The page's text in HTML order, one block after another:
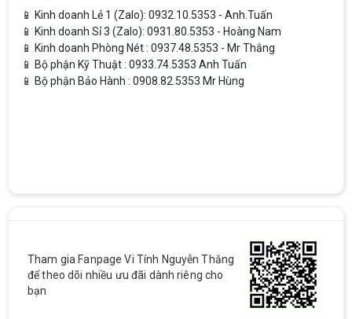
📱 Kinh doanh Lẻ 1 (Zalo): 0932.10.5353 - Anh.Tuấn
📱 Kinh doanh Sỉ 3 (Zalo): 0931.80.5353 - Hoàng Nam
📱 Kinh doanh Phòng Nét : 0937.48.5353 - Mr Thắng
📱 Bộ phận Kỹ Thuật : 0933.74.5353 Anh Tuấn
📱 Bộ phận Bảo Hành : 0908.82.5353 Mr Hùng
Tham gia Fanpage Vi Tính Nguyễn Thắng
để theo dõi nhiều ưu đãi dành riêng cho
bạn